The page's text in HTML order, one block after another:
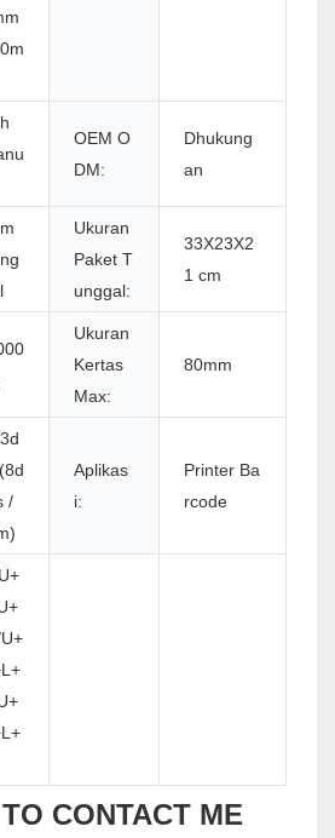
OEM O
DM:
Dhukung
an
Ukuran
Paket T
unggal:
33X23X2
1 cm
Ukuran
Kertas
Max:
80mm
/
Aplikas
i:
Printer Ba
rcode
CONTACT ME